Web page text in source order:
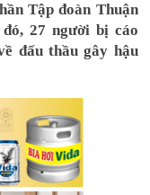
Tập đoàn Thuận
27 người bị cáo
đấu thầu gây hậu